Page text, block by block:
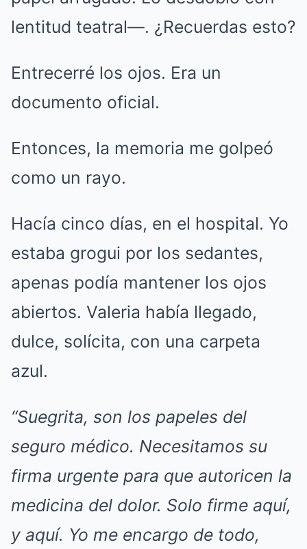
lentitud teatral—. ¿Recuerdas esto?
Entrecerré los ojos. Era un
documento oficial.
Entonces, la memoria me golpeó
como un rayo.
Hacía cinco días, en el hospital. Yo
estaba grogui por los sedantes,
apenas podía mantener los ojos
abiertos. Valeria había llegado,
dulce, solícita, con una carpeta
azul.
“Suegrita, son los papeles del
seguro médico. Necesitamos su
firma urgente para que autoricen la
medicina del dolor. Solo firme aquí,
y aquí. Yo me encargo de todo,